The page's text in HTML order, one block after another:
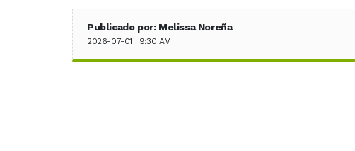
Publicado por: Melissa Noreña
2026-07-01 | 9:30 AM